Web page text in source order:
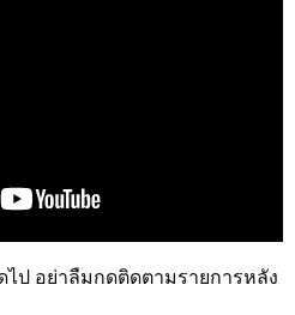
ไป อย่าลืมกดติดตามรายการหลัง